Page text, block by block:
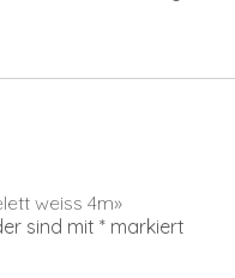
weiss 4m»
sind mit * markiert